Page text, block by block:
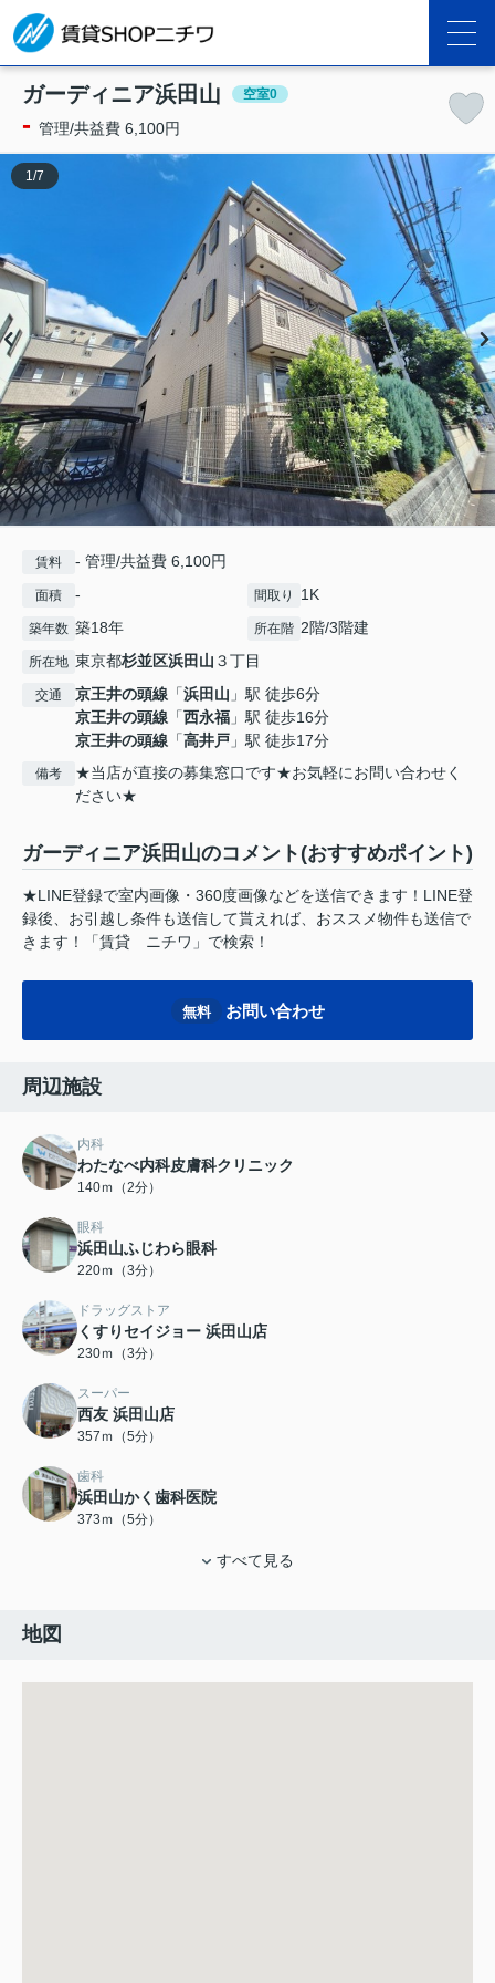
ガーディニア浜田山 空室0
- 管理/共益費 6,100円
1 /7
賃料 - 管理/共益費 6,100円
面積 - 間取り 1K
築年数 築18年 所在階 2階/3階建
所在地 東京都杉並区浜田山 ３丁目
交通 京王井の頭線 「浜田山 」駅 徒歩6分
京王井の頭線 「西永福 」駅 徒歩16分
京王井の頭線 「高井戸 」駅 徒歩17分
備考
★当店が直接の募集窓口です★お気軽にお問い合わせく
ださい★
ガーディニア浜田山のコメント(おすすめポイント)
★LINE登録で室内画像・360度画像などを送信できます！LINE登
録後、お引越し条件も送信して貰えれば、おススメ物件も送信で
きます！「賃貸 ニチワ」で検索！
無料 お問い合わせ
周辺施設
内科
わたなべ内科皮膚科クリニック
140ｍ（2分）
眼科
浜田山ふじわら眼科
220ｍ（3分）
ドラッグストア
くすりセイジョー 浜田山店
230ｍ（3分）
スーパー
西友 浜田山店
357ｍ（5分）
歯科
浜田山かく歯科医院
373ｍ（5分）
すべて見る
地図